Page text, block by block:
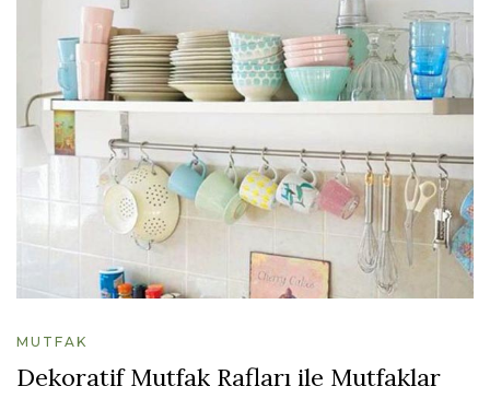
MUTFAK
Dekoratif Mutfak Rafları ile Mutfaklar